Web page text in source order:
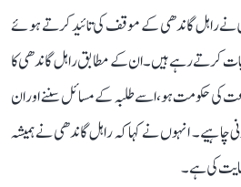
نے راہل گاندھی کے موقف کی تائید کرتے ہوئے
بات کرتے رہے ہیں۔ ان کے مطابق راہل گاندھی کا
کی حکومت ہو، اسے طلبہ کے مسائل سننے اور ان
چاہیے۔ انہوں نے کہا کہ راہل گاندھی نے ہمیشہ
کی ہے۔